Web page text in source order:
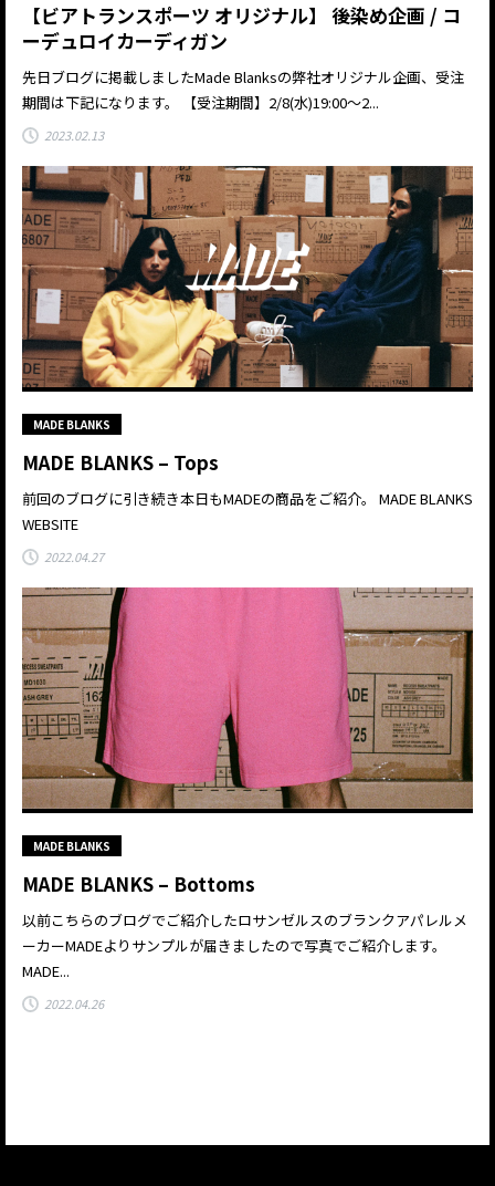
【ビアトランスポーツ オリジナル】 後染め企画 / コ
ーデュロイカーディガン
先日ブログに掲載しましたMade Blanksの弊社オリジナル企画、受注
期間は下記になります。 【受注期間】2/8(水)19:00～2...
2023.02.13
MADE BLANKS
MADE BLANKS – Tops
前回のブログに引き続き本日もMADEの商品をご紹介。 MADE BLANKS
WEBSITE
2022.04.27
MADE BLANKS
MADE BLANKS – Bottoms
以前こちらのブログでご紹介したロサンゼルスのブランクアパレルメ
ーカーMADEよりサンプルが届きましたので写真でご紹介します。
MADE...
2022.04.26